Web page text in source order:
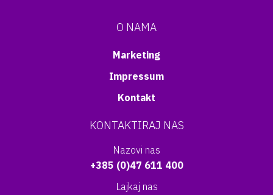
O NAMA
Marketing
Impressum
Kontakt
KONTAKTIRAJ NAS
Nazovi nas
+385 (0)47 611 400
Lajkaj nas